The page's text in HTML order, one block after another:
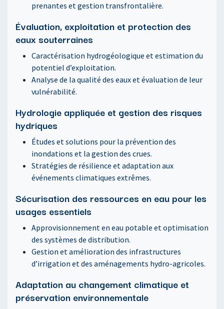
prenantes et gestion transfrontalière.
Évaluation, exploitation et protection des
eaux souterraines
Caractérisation hydrogéologique et estimation du
potentiel d’exploitation.
Analyse de la qualité des eaux et évaluation de leur
vulnérabilité.
Hydrologie appliquée et gestion des risques
hydriques
Études et solutions pour la prévention des
inondations et la gestion des crues.
Stratégies de résilience et adaptation aux
événements climatiques extrêmes.
Sécurisation des ressources en eau pour les
usages essentiels
Approvisionnement en eau potable et optimisation
des systèmes de distribution.
Gestion et amélioration des infrastructures
d’irrigation et des aménagements hydro-agricoles.
Adaptation au changement climatique et
préservation environnementale